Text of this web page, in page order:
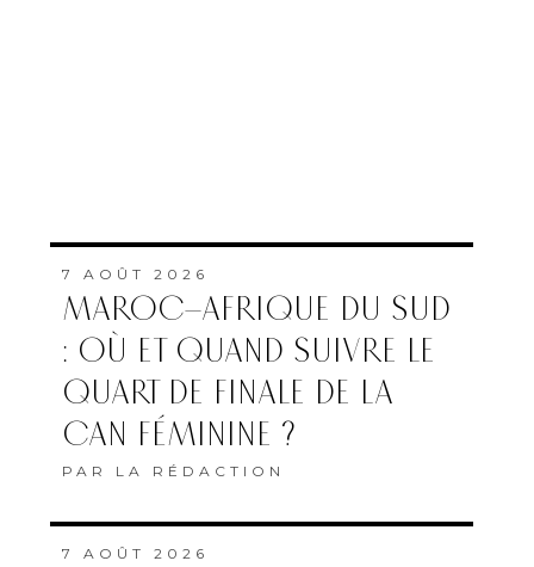
7 AOÛT 2026
MAROC–AFRIQUE DU SUD
: OÙ ET QUAND SUIVRE LE
QUART DE FINALE DE LA
CAN FÉMININE ?
PAR LA RÉDACTION
7 AOÛT 2026